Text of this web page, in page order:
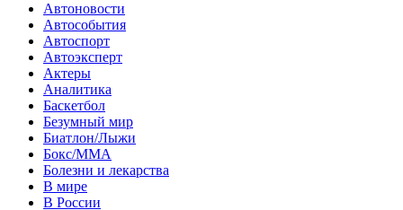
Автоновости
Автособытия
Автоспорт
Автоэксперт
Актеры
Аналитика
Баскетбол
Безумный мир
Биатлон/Лыжи
Бокс/MMA
Болезни и лекарства
В мире
В России